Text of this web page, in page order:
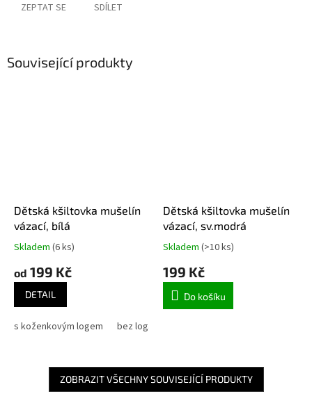
ZEPTAT SE SDÍLET
Související produkty
Dětská kšiltovka mušelín
vázací, bílá
Skladem (6 ks)
od 199 Kč
DETAIL
s koženkovým logem bez loga
Dětská kšiltovka mušelín
vázací, sv.modrá
Skladem (>10 ks)
199 Kč
Do košíku
ZOBRAZIT VŠECHNY SOUVISEJÍCÍ PRODUKTY